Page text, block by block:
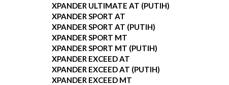
XPANDER ULTIMATE AT (PUTIH)
XPANDER SPORT AT
XPANDER SPORT AT (PUTIH)
XPANDER SPORT MT
XPANDER SPORT MT (PUTIH)
XPANDER EXCEED AT
XPANDER EXCEED AT (PUTIH)
XPANDER EXCEED MT